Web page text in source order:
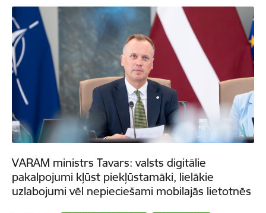
VARAM ministrs Tavars: valsts digitālie
pakalpojumi kļūst piekļūstamāki, lielākie
uzlabojumi vēl nepieciešami mobilajās lietotnēs